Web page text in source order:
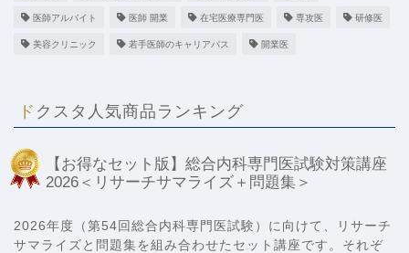
医師アルバイト 医師 開業 在宅医療専門医 専攻医 研修医
美容クリニック 若手医師のキャリアパス 開業医
ドクスタ人気商品ランキング
【お得なセット版】総合内科専門医試験対策講座
2026＜リサーチサマライズ＋問題集＞
2026年度（第54回総合内科専門医試験）に向けて、リサーチ
サマライズと問題集を組み合わせたセット講座です。それぞ